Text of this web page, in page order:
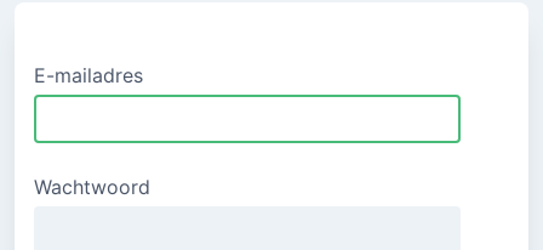
E-mailadres
Wachtwoord